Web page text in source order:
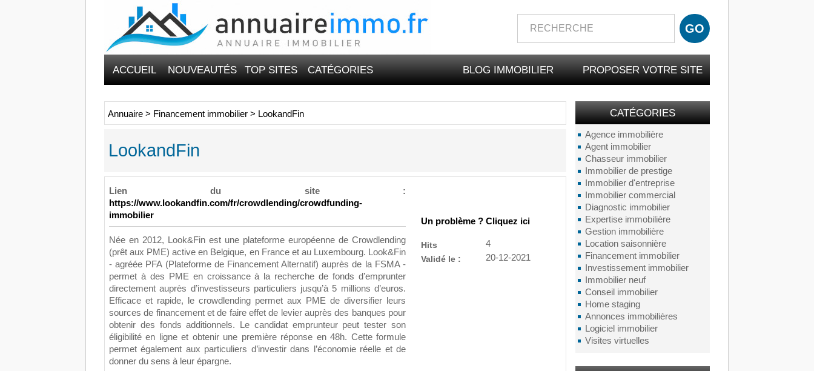
ACCUEIL NOUVEAUTÉS TOP SITES CATÉGORIES PROPOSER VOTRE SITE
BLOG IMMOBILIER
CATÉGORIES
Agence immobilière
Agent immobilier
Chasseur immobilier
Immobilier de prestige
Immobilier d'entreprise
Immobilier commercial
Diagnostic immobilier
Expertise immobilière
Gestion immobilière
Location saisonnière
Financement immobilier
Investissement immobilier
Immobilier neuf
Conseil immobilier
Home staging
Annonces immobilières
Logiciel immobilier
Visites virtuelles
Annuaire > Financement immobilier > LookandFin
LookandFin
Lien du site :
https://www.lookandfin.com/fr/crowdlending/crowdfunding-
immobilier
Née en 2012, Look&Fin est une plateforme européenne de Crowdlending
(prêt aux PME) active en Belgique, en France et au Luxembourg. Look&Fin
- agréée PFA (Plateforme de Financement Alternatif) auprès de la FSMA -
permet à des PME en croissance à la recherche de fonds d’emprunter
directement auprès d’investisseurs particuliers jusqu’à 5 millions d’euros.
Efficace et rapide, le crowdlending permet aux PME de diversifier leurs
sources de financement et de faire effet de levier auprès des banques pour
obtenir des fonds additionnels. Le candidat emprunteur peut tester son
éligibilité en ligne et obtenir une première réponse en 48h. Cette formule
permet également aux particuliers d’investir dans l’économie réelle et de
donner du sens à leur épargne.
Un problème ? Cliquez ici
Hits
4
Validé le :
20-12-2021